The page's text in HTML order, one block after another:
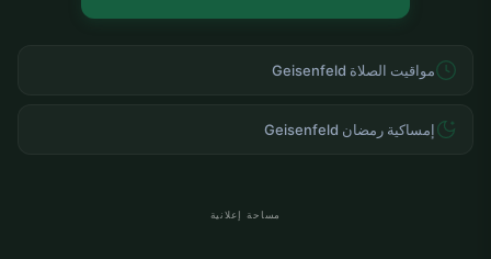
مواقيت الصلاة Geisenfeld
إمساكية رمضان Geisenfeld
مساحة إعلانية